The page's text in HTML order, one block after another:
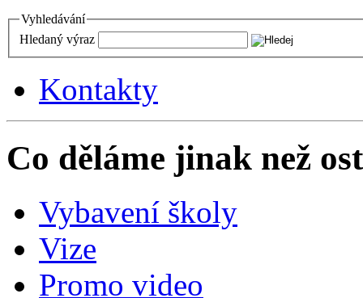
Vyhledávání
Hledaný výraz
Kontakty
Co děláme jinak než
Vybavení školy
Vize
Promo video